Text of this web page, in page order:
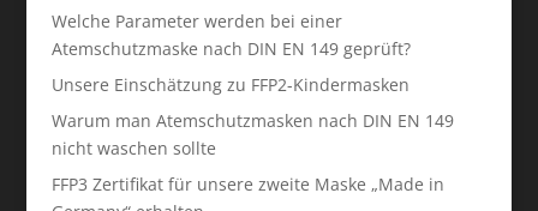
Welche Parameter werden bei einer
Atemschutzmaske nach DIN EN 149 geprüft?
Unsere Einschätzung zu FFP2-Kindermasken
Warum man Atemschutzmasken nach DIN EN 149
nicht waschen sollte
FFP3 Zertifikat für unsere zweite Maske „Made in